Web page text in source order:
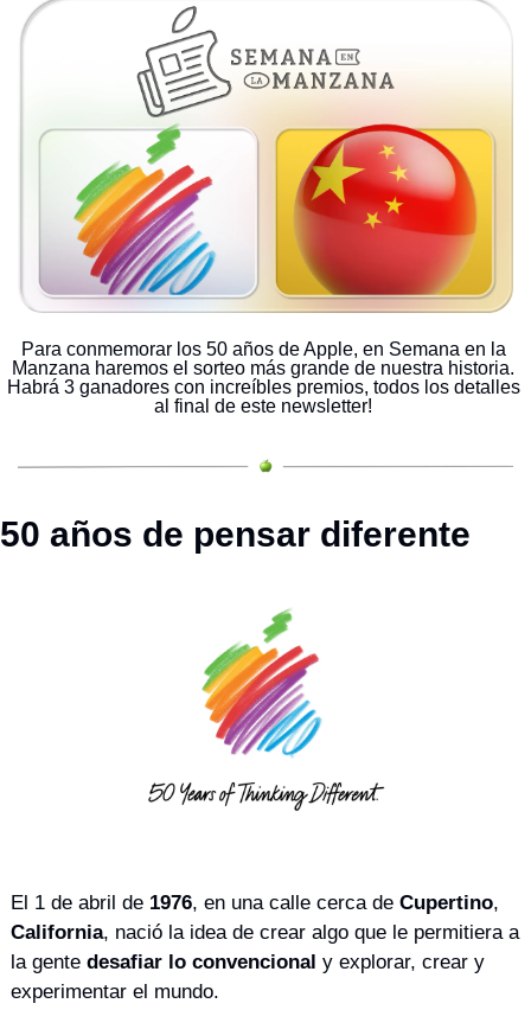
Para conmemorar los 50 años de Apple, en Semana en la
Manzana haremos el sorteo más grande de nuestra historia.
Habrá 3 ganadores con increíbles premios, todos los detalles
al final de este newsletter!
50 años de pensar diferente
El 1 de abril de 1976, en una calle cerca de Cupertino
California, nació la idea de crear algo que le permitiera a
la gente desafiar lo convencional y explorar, crear y
experimentar el mundo.